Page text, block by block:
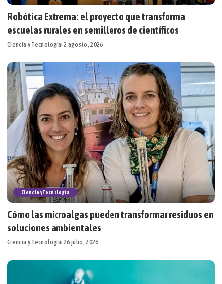
Robótica Extrema: el proyecto que transforma
escuelas rurales en semilleros de científicos
Ciencia y Tecnología 2 agosto, 2026
Ciencia y Tecnología
Cómo las microalgas pueden transformar residuos en
soluciones ambientales
Ciencia y Tecnología 26 julio, 2026